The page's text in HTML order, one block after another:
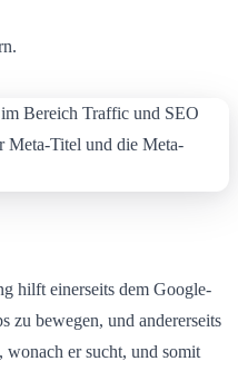
hilft einerseits dem Google-
zu bewegen, und andererseits
wonach er sucht, und somit